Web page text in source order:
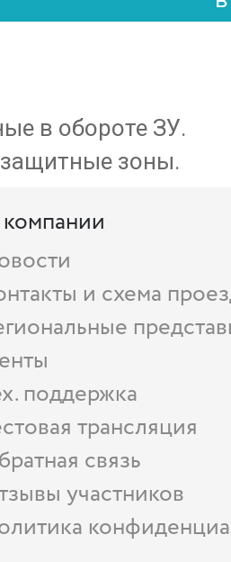
в обороте ЗУ.
зоны.
и схема
поддержка
трансляция
связь
участников